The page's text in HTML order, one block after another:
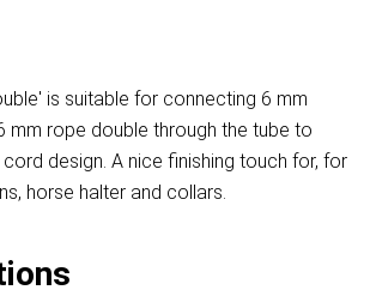
is suitable for connecting 6 mm
mm rope double through the tube to
design. A nice finishing touch for, for
horse halter and collars.